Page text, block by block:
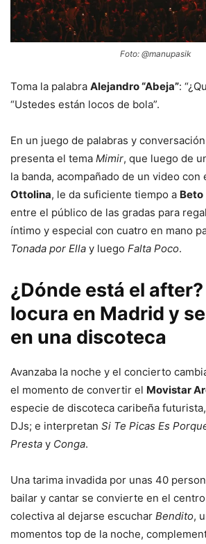
Foto: @manupasik
Toma la palabra Alejandro “Abeja”:
“Ustedes están locos de bola”.
En un juego de palabras y
presenta el tema Mimir, que luego de
la banda, acompañado de un video con
Ottolina, le da suficiente tiempo a Beto
entre el público de las gradas para
íntimo y especial con cuatro en mano
Tonada por Ella y luego Falta Poco.
¿Dónde está el
locura en Madrid y
en una discoteca
Avanzaba la noche y el concierto
el momento de convertir el Movistar
especie de discoteca caribeña
DJs; e interpretan Si Te Picas Es
Presta y Conga.
Una tarima invadida por unas 40
bailar y cantar se convierte en el
colectiva al dejarse escuchar Bendito,
momentos top de la noche,